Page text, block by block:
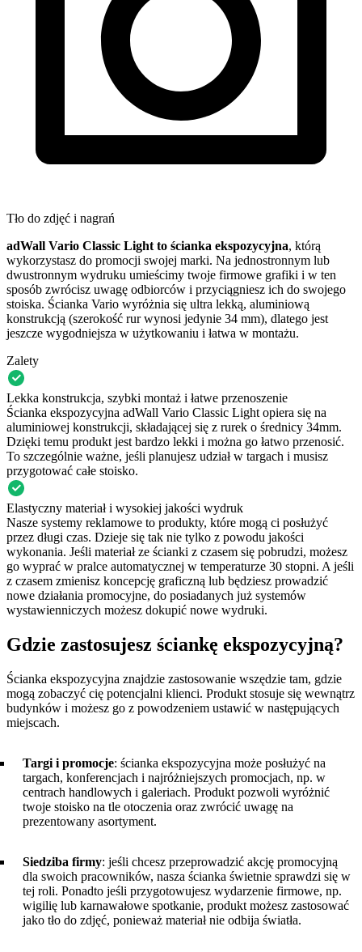
Tło do zdjęć i nagrań
adWall Vario Classic Light to ścianka ekspozycyjna, którą
wykorzystasz do promocji swojej marki. Na jednostronnym lub
dwustronnym wydruku umieścimy twoje firmowe grafiki i w ten
sposób zwrócisz uwagę odbiorców i przyciągniesz ich do swojego
stoiska. Ścianka Vario wyróżnia się ultra lekką, aluminiową
konstrukcją (szerokość rur wynosi jedynie 34 mm), dlatego jest
jeszcze wygodniejsza w użytkowaniu i łatwa w montażu.
Zalety
Lekka konstrukcja, szybki montaż i łatwe przenoszenie
Ścianka ekspozycyjna adWall Vario Classic Light opiera się na
aluminiowej konstrukcji, składającej się z rurek o średnicy 34mm.
Dzięki temu produkt jest bardzo lekki i można go łatwo przenosić.
To szczególnie ważne, jeśli planujesz udział w targach i musisz
przygotować całe stoisko.
Elastyczny materiał i wysokiej jakości wydruk
Nasze systemy reklamowe to produkty, które mogą ci posłużyć
przez długi czas. Dzieje się tak nie tylko z powodu jakości
wykonania. Jeśli materiał ze ścianki z czasem się pobrudzi, możesz
go wyprać w pralce automatycznej w temperaturze 30 stopni. A jeśli
z czasem zmienisz koncepcję graficzną lub będziesz prowadzić
nowe działania promocyjne, do posiadanych już systemów
wystawienniczych możesz dokupić nowe wydruki.
Gdzie zastosujesz ściankę ekspozycyjną?
Ścianka ekspozycyjna znajdzie zastosowanie wszędzie tam, gdzie
mogą zobaczyć cię potencjalni klienci. Produkt stosuje się wewnątrz
budynków i możesz go z powodzeniem ustawić w następujących
miejscach.
Targi i promocje: ścianka ekspozycyjna może posłużyć na
targach, konferencjach i najróżniejszych promocjach, np. w
centrach handlowych i galeriach. Produkt pozwoli wyróżnić
twoje stoisko na tle otoczenia oraz zwrócić uwagę na
prezentowany asortyment.
Siedziba firmy: jeśli chcesz przeprowadzić akcję promocyjną
dla swoich pracowników, nasza ścianka świetnie sprawdzi się w
tej roli. Ponadto jeśli przygotowujesz wydarzenie firmowe, np.
wigilię lub karnawałowe spotkanie, produkt możesz zastosować
jako tło do zdjęć, ponieważ materiał nie odbija światła.